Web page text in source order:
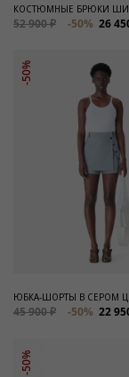
КОСТЮМНЫЕ БРЮКИ
52 900 ₽ -50% 26
-50%
ЮБКА-ШОРТЫ В СЕРОМ
45 900 ₽ -50% 22
-50%